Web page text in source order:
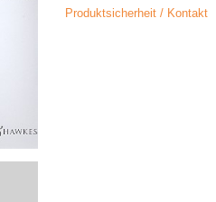
Produktsicherheit / Kontakt